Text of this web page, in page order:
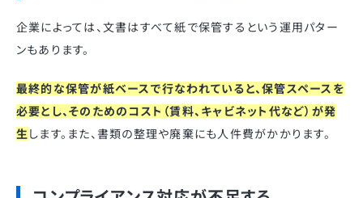
企業によっては、文書はすべて紙で保管するという運用パター
ンもあります。
最終的な保管が紙ベースで行なわれていると、保管スペースを
必要とし、そのためのコスト（賃料、キャビネット代など）が発
生 します。また、書類の整理や廃棄にも人件費がかかります。